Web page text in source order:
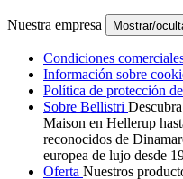
Nuestra empresa Mostrar/
Condiciones
Información sobre
Política de protección
Sobre Bellistri
Maison en Hellerup
reconocidos de
europea de lujo desde
Oferta Nuestros